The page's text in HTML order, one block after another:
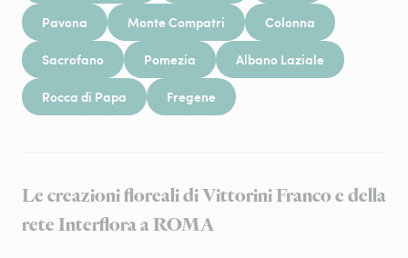
Pavona Monte Compatri Colonna
Sacrofano Pomezia Albano Laziale
Rocca di Papa Fregene
Le creazioni floreali di Vittorini Franco e della
rete Interflora a ROMA